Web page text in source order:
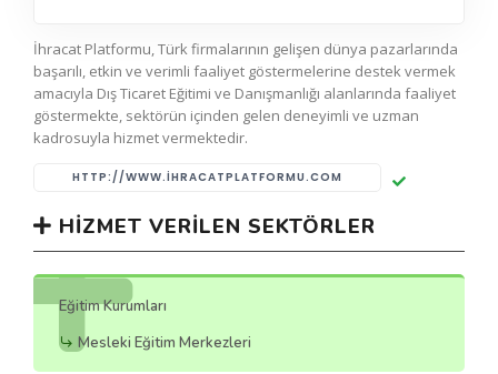
İhracat Platformu, Türk firmalarının gelişen dünya pazarlarında
başarılı, etkin ve verimli faaliyet göstermelerine destek vermek
amacıyla Dış Ticaret Eğitimi ve Danışmanlığı alanlarında faaliyet
göstermekte, sektörün içinden gelen deneyimli ve uzman
kadrosuyla hizmet vermektedir.
HTTP://WWW.IHRACATPLATFORMU.COM
HIZMET VERILEN SEKTÖRLER
Eğitim Kurumları
Mesleki Eğitim Merkezleri